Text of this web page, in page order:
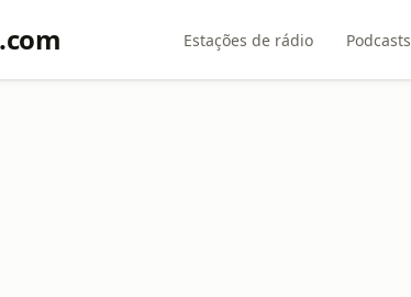
Estações de rádio Podcasts